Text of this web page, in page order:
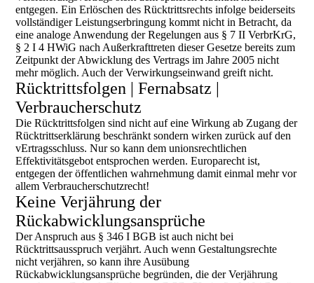
entgegen. Ein Erlöschen des Rücktrittsrechts infolge beiderseits
vollständiger Leistungserbringung kommt nicht in Betracht, da
eine analoge Anwendung der Regelungen aus § 7 II VerbrKrG,
§ 2 I 4 HWiG nach Außerkrafttreten dieser Gesetze bereits zum
Zeitpunkt der Abwicklung des Vertrags im Jahre 2005 nicht
mehr möglich. Auch der Verwirkungseinwand greift nicht.
Rücktrittsfolgen | Fernabsatz |
Verbraucherschutz
Die Rücktrittsfolgen sind nicht auf eine Wirkung ab Zugang der
Rücktrittserklärung beschränkt sondern wirken zurück auf den
vErtragsschluss. Nur so kann dem unionsrechtlichen
Effektivitätsgebot entsprochen werden. Europarecht ist,
entgegen der öffentlichen wahrnehmung damit einmal mehr vor
allem Verbraucherschutzrecht!
Keine Verjährung der
Rückabwicklungsansprüche
Der Anspruch aus § 346 I BGB ist auch nicht bei
Rücktrittsausspruch verjährt. Auch wenn Gestaltungsrechte
nicht verjähren, so kann ihre Ausübung
Rückabwicklungsansprüche begründen, die der Verjährung